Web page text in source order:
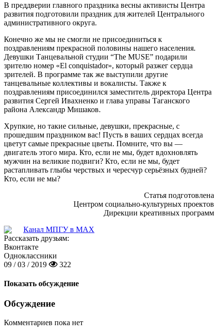
В преддверии главного праздника весны активисты Центра
развития подготовили праздник для жителей Центрального
административного округа.
Конечно же мы не смогли не присоединиться к
поздравлениям прекрасной половины нашего населения.
Девушки Танцевальной студии “The MUSE” подарили
зрителю номер «El conquistador», который разжег сердца
зрителей. В программе так же выступили другие
танцевальные коллективы и вокалисты. Также к
поздравлениям присоединился заместитель директора Центра
развития Сергей Ивахненко и глава управы Таганского
района Александр Мишаков.
Хрупкие, но такие сильные, девушки, прекрасные, с
прошедшим праздником вас! Пусть в ваших сердцах всегда
цветут самые прекрасные цветы. Помните, что вы —
двигатель этого мира. Кто, если не мы, будет вдохновлять
мужчин на великие подвиги? Кто, если не мы, будет
растапливать глыбы черствых и чересчур серьёзных будней?
Кто, если не мы?
Статья подготовлена
Центром социально-культурных проектов
Дирекции креативных программ
Канал МПГУ в MAX
Рассказать друзьям:
Вконтакте
Одноклассники
09 / 03 / 2019
322
Показать обсуждение
Обсуждение
Комментариев пока нет